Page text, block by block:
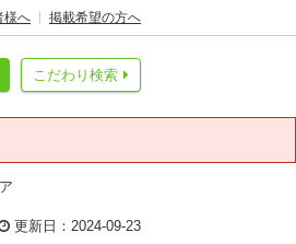
様へ 掲載希望の方へ
こだわり検索
更新日：2024-09-23